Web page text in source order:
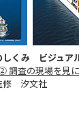
しくみ ビジュア
調査の現場を見
修 汐文社